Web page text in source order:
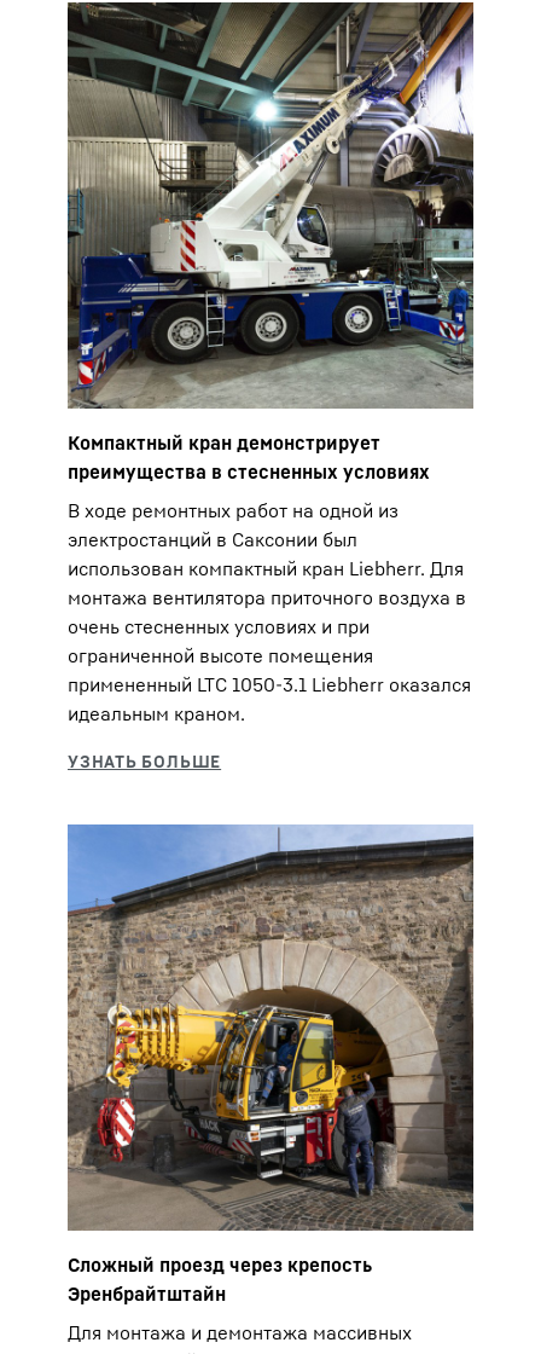
Компактный кран демонстрирует
преимущества в стесненных условиях
В ходе ремонтных работ на одной из
электростанций в Саксонии был
использован компактный кран Liebherr. Для
монтажа вентилятора приточного воздуха в
очень стесненных условиях и при
ограниченной высоте помещения
примененный LTC 1050-3.1 Liebherr оказался
идеальным краном.
Сложный проезд через крепость
Эренбрайтштайн
Для монтажа и демонтажа массивных